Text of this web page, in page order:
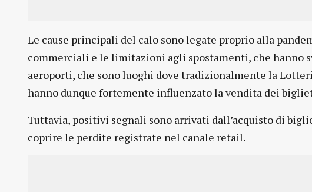
Le cause principali del calo sono legate proprio alla
commerciali e le limitazioni agli spostamenti, che hanno
aeroporti, che sono luoghi dove tradizionalmente la
hanno dunque fortemente influenzato la vendita dei
Tuttavia, positivi segnali sono arrivati dall’acquisto di
coprire le perdite registrate nel canale retail.